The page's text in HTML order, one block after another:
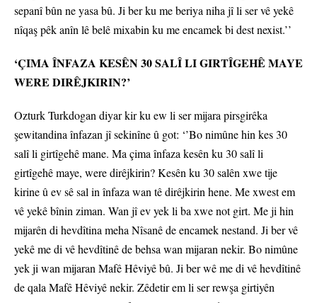
sepanî bûn ne yasa bû. Ji ber ku me beriya niha jî li ser vê yekê
nîqaş pêk anîn lê belê mixabin ku me encamek bi dest nexist.’’
‘ÇIMA ÎNFAZA KESÊN 30 SALÎ LI GIRTÎGEHÊ MAYE
WERE DIRÊJKIRIN?’
Ozturk Turkdogan diyar kir ku ew li ser mijara pirsgirêka
şewitandina înfazan jî sekinîne û got: ‘’Bo nimûne hin kes 30
salî li girtîgehê mane. Ma çima înfaza kesên ku 30 salî li
girtîgehê maye, were dirêjkirin? Kesên ku 30 salên xwe tije
kirine û ev sê sal in înfaza wan tê dirêjkirin hene. Me xwest em
vê yekê bînin ziman. Wan jî ev yek li ba xwe not girt. Me ji hin
mijarên di hevdîtina meha Nîsanê de encamek nestand. Ji ber vê
yekê me di vê hevdîtinê de behsa wan mijaran nekir. Bo nimûne
yek ji wan mijaran Mafê Hêviyê bû. Ji ber wê me di vê hevdîtinê
de qala Mafê Hêviyê nekir. Zêdetir em li ser rewşa girtiyên